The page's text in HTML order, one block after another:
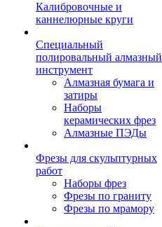
Калибровочные и
каннелюрные круги
Специальный
полировальный алмазный
инструмент
Алмазная бумага и
затиры
Наборы
керамических фрез
Алмазные ПЭДы
Фрезы для скульптурных
работ
Наборы фрез
Фрезы по граниту
Фрезы по мрамору